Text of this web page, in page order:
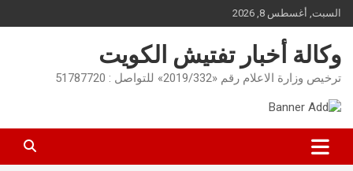
Skip
to
content
السبت, أغسطس 8, 2026
وكالة أخبار تفتيش الكويت
ترخيص وزارة الاعلام رقم «2019/332» للتواصل : 51787720